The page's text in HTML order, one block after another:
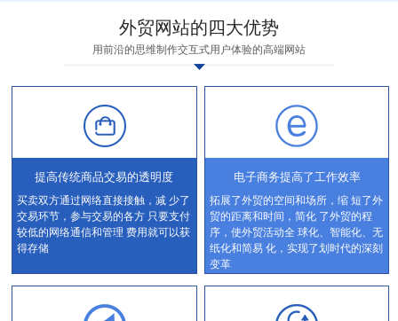
外贸网站的四大优势
用前沿的思维制作交互式用户体验的高端网站
提高传统商品交易的透明度
买卖双方通过网络直接接触，减 少了
交易环节，参与交易的各方 只要支付
较低的网络通信和管理 费用就可以获
得存储
电子商务提高了工作效率
拓展了外贸的空间和场所，缩 短了外
贸的距离和时间，简化 了外贸的程
序，使外贸活动全 球化、智能化、无
纸化和简易 化，实现了划时代的深刻
变革